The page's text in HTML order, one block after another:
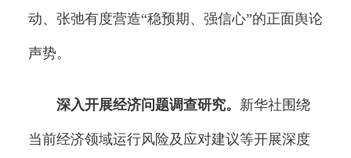
动、张弛有度营造“稳预期、强信心”的正面舆论
声势。
深入开展经济问题调查研究。 新华社围绕
当前经济领域运行风险及应对建议等开展深度